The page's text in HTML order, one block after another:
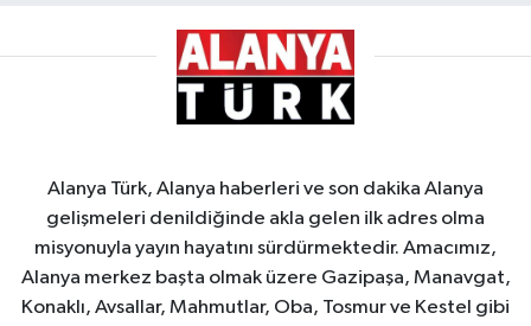
Alanya Türk, Alanya haberleri ve son dakika Alanya
gelişmeleri denildiğinde akla gelen ilk adres olma
misyonuyla yayın hayatını sürdürmektedir. Amacımız,
Alanya merkez başta olmak üzere Gazipaşa, Manavgat,
Konaklı, Avsallar, Mahmutlar, Oba, Tosmur ve Kestel gibi